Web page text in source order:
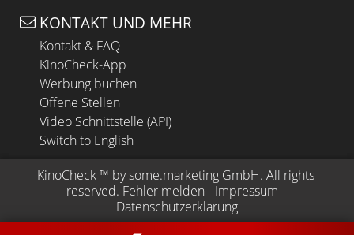
KONTAKT UND MEHR
Kontakt & FAQ
KinoCheck-App
Werbung buchen
Offene Stellen
Video Schnittstelle (API)
Switch to English
KinoCheck ™ by some.marketing GmbH. All rights
reserved. Fehler melden - Impressum -
Datenschutzerklärung